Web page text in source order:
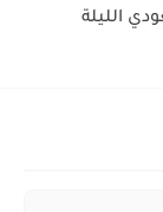
الليلة